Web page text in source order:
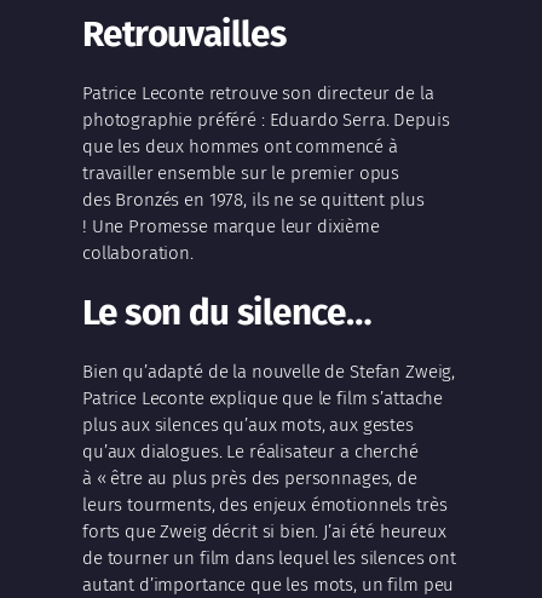
Retrouvailles
Patrice Leconte retrouve son directeur de la
photographie préféré : Eduardo Serra. Depuis
que les deux hommes ont commencé à
travailler ensemble sur le premier opus
des Bronzés en 1978, ils ne se quittent plus
! Une Promesse marque leur dixième
collaboration.
Le son du silence…
Bien qu’adapté de la nouvelle de Stefan Zweig,
Patrice Leconte explique que le film s’attache
plus aux silences qu’aux mots, aux gestes
qu’aux dialogues. Le réalisateur a cherché
à « être au plus près des personnages, de
leurs tourments, des enjeux émotionnels très
forts que Zweig décrit si bien. J’ai été heureux
de tourner un film dans lequel les silences ont
autant d’importance que les mots, un film peu